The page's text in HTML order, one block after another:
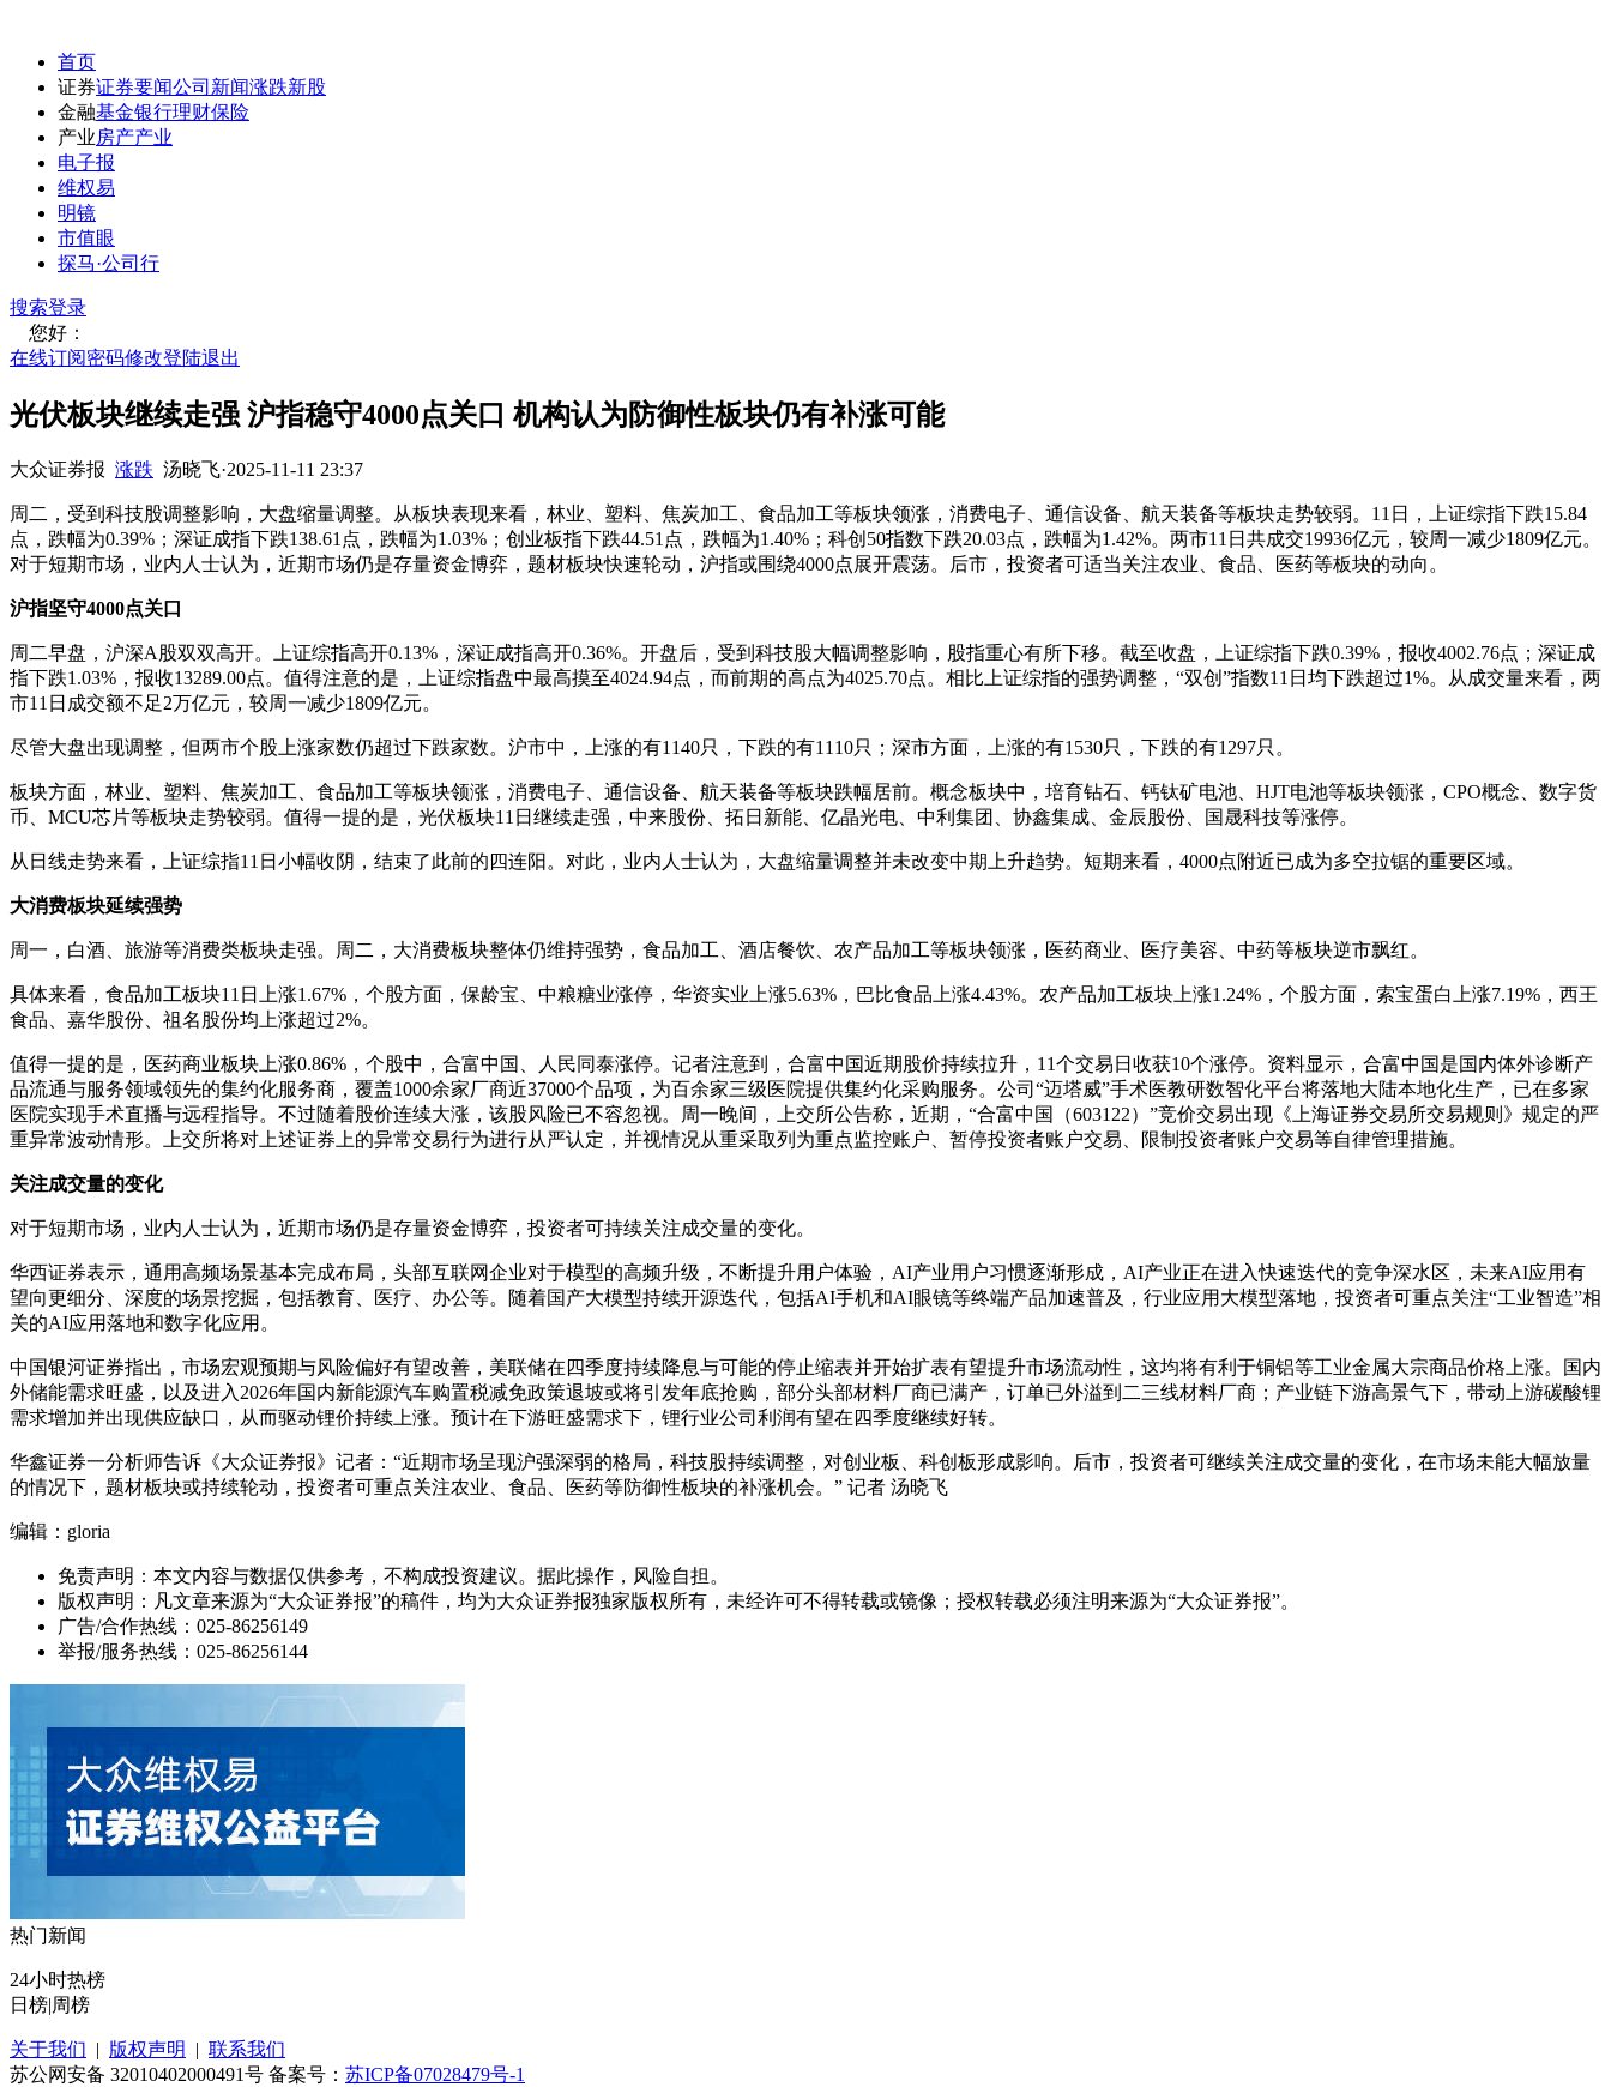
首页
证券证券要闻公司新闻涨跌新股
金融基金银行理财保险
产业房产产业
电子报
维权易
明镜
市值眼
探马·公司行
搜索登录
您好：
在线订阅密码修改登陆退出
光伏板块继续走强 沪指稳守4000点关口 机构认为防御性板块仍有补涨可能
大众证券报 涨跌 汤晓飞·2025-11-11 23:37
周二，受到科技股调整影响，大盘缩量调整。从板块表现来看，林业、塑料、焦炭加工、食品加工等板块领涨，消费电子、通信设备、航天装备等板块走势较弱。11日，上证综指下跌15.84
点，跌幅为0.39%；深证成指下跌138.61点，跌幅为1.03%；创业板指下跌44.51点，跌幅为1.40%；科创50指数下跌20.03点，跌幅为1.42%。两市11日共成交19936亿元，较周一减少1809亿元。
对于短期市场，业内人士认为，近期市场仍是存量资金博弈，题材板块快速轮动，沪指或围绕4000点展开震荡。后市，投资者可适当关注农业、食品、医药等板块的动向。
沪指坚守4000点关口
周二早盘，沪深A股双双高开。上证综指高开0.13%，深证成指高开0.36%。开盘后，受到科技股大幅调整影响，股指重心有所下移。截至收盘，上证综指下跌0.39%，报收4002.76点；深证成
指下跌1.03%，报收13289.00点。值得注意的是，上证综指盘中最高摸至4024.94点，而前期的高点为4025.70点。相比上证综指的强势调整，“双创”指数11日均下跌超过1%。从成交量来看，两
市11日成交额不足2万亿元，较周一减少1809亿元。
尽管大盘出现调整，但两市个股上涨家数仍超过下跌家数。沪市中，上涨的有1140只，下跌的有1110只；深市方面，上涨的有1530只，下跌的有1297只。
板块方面，林业、塑料、焦炭加工、食品加工等板块领涨，消费电子、通信设备、航天装备等板块跌幅居前。概念板块中，培育钻石、钙钛矿电池、HJT电池等板块领涨，CPO概念、数字货
币、MCU芯片等板块走势较弱。值得一提的是，光伏板块11日继续走强，中来股份、拓日新能、亿晶光电、中利集团、协鑫集成、金辰股份、国晟科技等涨停。
从日线走势来看，上证综指11日小幅收阴，结束了此前的四连阳。对此，业内人士认为，大盘缩量调整并未改变中期上升趋势。短期来看，4000点附近已成为多空拉锯的重要区域。
大消费板块延续强势
周一，白酒、旅游等消费类板块走强。周二，大消费板块整体仍维持强势，食品加工、酒店餐饮、农产品加工等板块领涨，医药商业、医疗美容、中药等板块逆市飘红。
具体来看，食品加工板块11日上涨1.67%，个股方面，保龄宝、中粮糖业涨停，华资实业上涨5.63%，巴比食品上涨4.43%。农产品加工板块上涨1.24%，个股方面，索宝蛋白上涨7.19%，西王
食品、嘉华股份、祖名股份均上涨超过2%。
值得一提的是，医药商业板块上涨0.86%，个股中，合富中国、人民同泰涨停。记者注意到，合富中国近期股价持续拉升，11个交易日收获10个涨停。资料显示，合富中国是国内体外诊断产
品流通与服务领域领先的集约化服务商，覆盖1000余家厂商近37000个品项，为百余家三级医院提供集约化采购服务。公司“迈塔威”手术医教研数智化平台将落地大陆本地化生产，已在多家
医院实现手术直播与远程指导。不过随着股价连续大涨，该股风险已不容忽视。周一晚间，上交所公告称，近期，“合富中国（603122）”竞价交易出现《上海证券交易所交易规则》规定的严
重异常波动情形。上交所将对上述证券上的异常交易行为进行从严认定，并视情况从重采取列为重点监控账户、暂停投资者账户交易、限制投资者账户交易等自律管理措施。
关注成交量的变化
对于短期市场，业内人士认为，近期市场仍是存量资金博弈，投资者可持续关注成交量的变化。
华西证券表示，通用高频场景基本完成布局，头部互联网企业对于模型的高频升级，不断提升用户体验，AI产业用户习惯逐渐形成，AI产业正在进入快速迭代的竞争深水区，未来AI应用有
望向更细分、深度的场景挖掘，包括教育、医疗、办公等。随着国产大模型持续开源迭代，包括AI手机和AI眼镜等终端产品加速普及，行业应用大模型落地，投资者可重点关注“工业智造”相
关的AI应用落地和数字化应用。
中国银河证券指出，市场宏观预期与风险偏好有望改善，美联储在四季度持续降息与可能的停止缩表并开始扩表有望提升市场流动性，这均将有利于铜铝等工业金属大宗商品价格上涨。国内
外储能需求旺盛，以及进入2026年国内新能源汽车购置税减免政策退坡或将引发年底抢购，部分头部材料厂商已满产，订单已外溢到二三线材料厂商；产业链下游高景气下，带动上游碳酸锂
需求增加并出现供应缺口，从而驱动锂价持续上涨。预计在下游旺盛需求下，锂行业公司利润有望在四季度继续好转。
华鑫证券一分析师告诉《大众证券报》记者：“近期市场呈现沪强深弱的格局，科技股持续调整，对创业板、科创板形成影响。后市，投资者可继续关注成交量的变化，在市场未能大幅放量
的情况下，题材板块或持续轮动，投资者可重点关注农业、食品、医药等防御性板块的补涨机会。” 记者 汤晓飞
编辑：gloria
免责声明：本文内容与数据仅供参考，不构成投资建议。据此操作，风险自担。
版权声明：凡文章来源为“大众证券报”的稿件，均为大众证券报独家版权所有，未经许可不得转载或镜像；授权转载必须注明来源为“大众证券报”。
广告/合作热线：025-86256149
举报/服务热线：025-86256144
热门新闻
24小时热榜
日榜|周榜
关于我们 | 版权声明 | 联系我们
苏公网安备 32010402000491号 备案号： 苏ICP备07028479号-1